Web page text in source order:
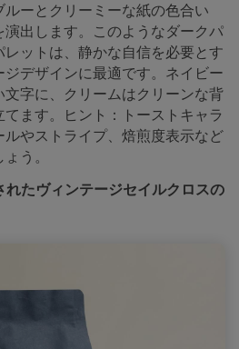
ーとクリーミーな紙の色合い
出します。このようなダークパ
ットは、静かな自信を必要とす
デザインに最適です。ネイビー
字に、クリームはクリーンな背
ます。ヒント：トーストキャラ
やストライプ、焙煎度表示など
う。
たヴィンテージセイルクロスの